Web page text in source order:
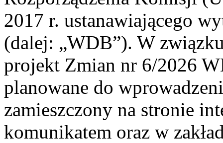
2017 r. ustanawiającego
(dalej: „WDB”). W
projekt Zmian nr 6/2026
planowane do
zamieszczony na stronie
komunikatem oraz w